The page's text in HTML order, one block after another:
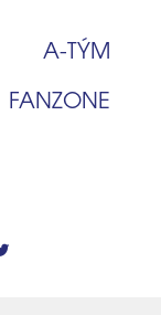
A‑TÝM
FANZONE